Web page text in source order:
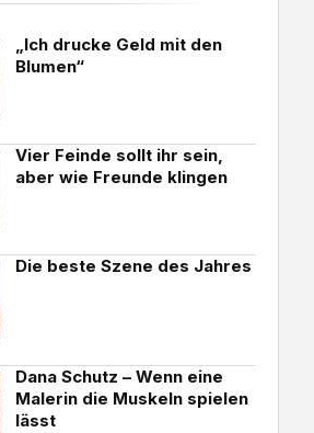
„Ich drucke Geld mit den
Blumen“
Vier Feinde sollt ihr sein,
aber wie Freunde klingen
Die beste Szene des Jahres
Dana Schutz – Wenn eine
Malerin die Muskeln spielen
lässt